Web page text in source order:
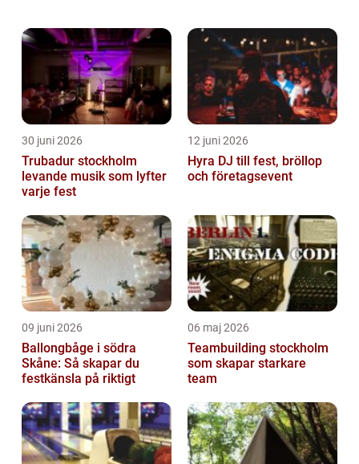
historiska värld är mer &a...
30 juni 2026
Trubadur stockholm
levande musik som lyfter
varje fest
12 juni 2026
Hyra DJ till fest, bröllop
och företagsevent
09 juni 2026
Ballongbåge i södra
Skåne: Så skapar du
festkänsla på riktigt
06 maj 2026
Teambuilding stockholm
som skapar starkare
team